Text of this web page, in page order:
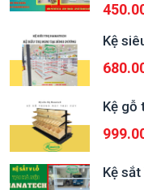
Kệ
Kệ gỗ
Kệ